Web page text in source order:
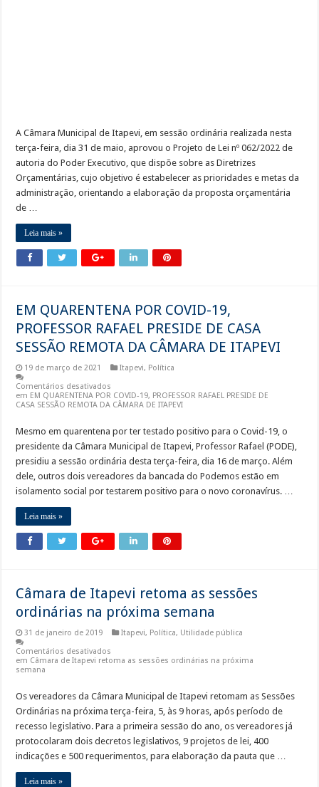
A Câmara Municipal de Itapevi, em sessão ordinária realizada nesta
terça-feira, dia 31 de maio, aprovou o Projeto de Lei nº 062/2022 de
autoria do Poder Executivo, que dispõe sobre as Diretrizes
Orçamentárias, cujo objetivo é estabelecer as prioridades e metas da
administração, orientando a elaboração da proposta orçamentária
de …
Leia mais »
EM QUARENTENA POR COVID-19,
PROFESSOR RAFAEL PRESIDE DE CASA
SESSÃO REMOTA DA CÂMARA DE ITAPEVI
19 de março de 2021 Itapevi, Política
Comentários desativados
em EM QUARENTENA POR COVID-19, PROFESSOR RAFAEL PRESIDE DE
CASA SESSÃO REMOTA DA CÂMARA DE ITAPEVI
Mesmo em quarentena por ter testado positivo para o Covid-19, o
presidente da Câmara Municipal de Itapevi, Professor Rafael (PODE),
presidiu a sessão ordinária desta terça-feira, dia 16 de março. Além
dele, outros dois vereadores da bancada do Podemos estão em
isolamento social por testarem positivo para o novo coronavírus. …
Leia mais »
Câmara de Itapevi retoma as sessões
ordinárias na próxima semana
31 de janeiro de 2019 Itapevi, Política, Utilidade pública
Comentários desativados
em Câmara de Itapevi retoma as sessões ordinárias na próxima
semana
Os vereadores da Câmara Municipal de Itapevi retomam as Sessões
Ordinárias na próxima terça-feira, 5, às 9 horas, após período de
recesso legislativo. Para a primeira sessão do ano, os vereadores já
protocolaram dois decretos legislativos, 9 projetos de lei, 400
indicações e 500 requerimentos, para elaboração da pauta que …
Leia mais »